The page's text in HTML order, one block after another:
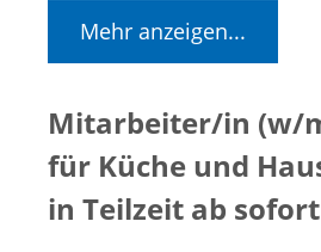
alltäglichen
Zusammenarbeit mit der
wie Post, Telefon,
Aktenführung verwalten
Fahrdienst für eine/n
Mehr anzeigen...
Mitarbeiter/in (w/
für Küche und
in Teilzeit ab sofort